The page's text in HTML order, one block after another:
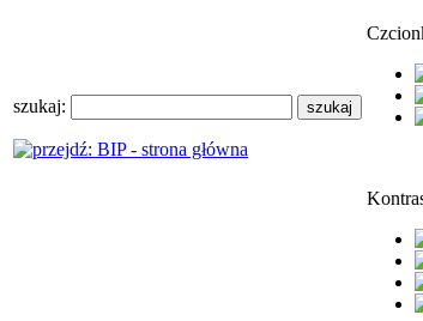
szukaj: